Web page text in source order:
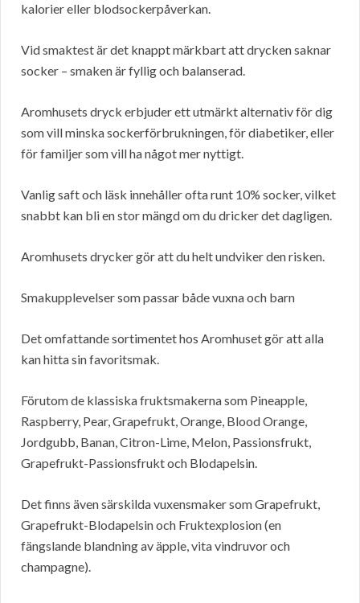
kalorier eller blodsockerpåverkan.
Vid smaktest är det knappt märkbart att drycken saknar
socker – smaken är fyllig och balanserad.
Aromhusets dryck erbjuder ett utmärkt alternativ för dig
som vill minska sockerförbrukningen, för diabetiker, eller
för familjer som vill ha något mer nyttigt.
Vanlig saft och läsk innehåller ofta runt 10% socker, vilket
snabbt kan bli en stor mängd om du dricker det dagligen.
Aromhusets drycker gör att du helt undviker den risken.
Smakupplevelser som passar både vuxna och barn
Det omfattande sortimentet hos Aromhuset gör att alla
kan hitta sin favoritsmak.
Förutom de klassiska fruktsmakerna som Pineapple,
Raspberry, Pear, Grapefrukt, Orange, Blood Orange,
Jordgubb, Banan, Citron-Lime, Melon, Passionsfrukt,
Grapefrukt-Passionsfrukt och Blodapelsin.
Det finns även särskilda vuxensmaker som Grapefrukt,
Grapefrukt-Blodapelsin och Fruktexplosion (en
fängslande blandning av äpple, vita vindruvor och
champagne).